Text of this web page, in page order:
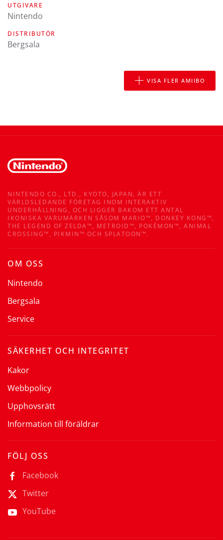
UTGIVARE
Nintendo
DISTRIBUTÖR
Bergsala
VISA FLER AMIIBO
NINTENDO CO., LTD., KYOTO, JAPAN, ÄR ETT
VÄRLDSLEDANDE FÖRETAG INOM INTERAKTIV
UNDERHÅLLNING, OCH LIGGER BAKOM ETT ANTAL
IKONISKA VARUMÄRKEN SÅSOM MARIO™, DONKEY KONG™,
THE LEGEND OF ZELDA™, METROID™, POKÉMON™, ANIMAL
CROSSING™, PIKMIN™ OCH SPLATOON™.
OM OSS
Nintendo
Bergsala
Service
SÄKERHET OCH INTEGRITET
Kakor
Webbpolicy
Upphovsrätt
Information till föräldrar
FÖLJ OSS
Facebook
Twitter
YouTube